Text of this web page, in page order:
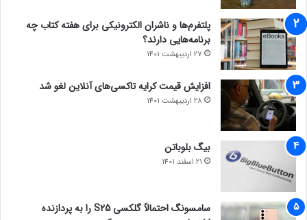
پلتفرم‌ها و ناشران الکترونیکی برای هفته کتاب چه
برنامه‌هایی دارند؟
27 اردیبهشت 1401
افزایش قیمت کرایه تاکسی‌های آنلاین لغو شد
28 اردیبهشت 1401
بیگ بلوباتن
21 اسفند 1401
سامسونگ احتمالاً گلکسی S25 را به پردازنده